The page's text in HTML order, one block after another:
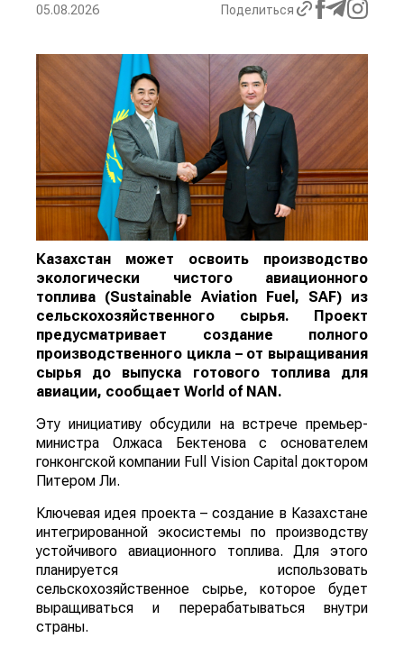
05.08.2026 Поделиться
Казахстан может освоить производство
экологически чистого авиационного
топлива (Sustainable Aviation Fuel, SAF) из
сельскохозяйственного сырья. Проект
предусматривает создание полного
производственного цикла – от выращивания
сырья до выпуска готового топлива для
авиации, сообщает World of NAN .
Эту инициативу обсудили на встрече премьер-
министра Олжаса Бектенова с основателем
гонконгской компании Full Vision Capital доктором
Питером Ли.
Ключевая идея проекта – создание в Казахстане
интегрированной экосистемы по производству
устойчивого авиационного топлива. Для этого
планируется использовать
сельскохозяйственное сырье, которое будет
выращиваться и перерабатываться внутри
страны.